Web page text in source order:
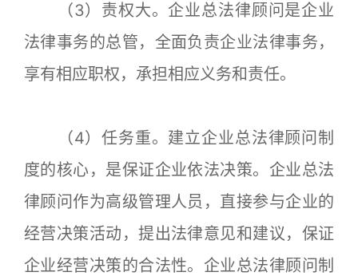
（3）责权大。企业总法律顾问是企业
法律事务的总管，全面负责企业法律事务，
享有相应职权，承担相应义务和责任。
（4）任务重。建立企业总法律顾问制
度的核心，是保证企业依法决策。企业总法
律顾问作为高级管理人员，直接参与企业的
经营决策活动，提出法律意见和建议，保证
企业经营决策的合法性。企业总法律顾问制